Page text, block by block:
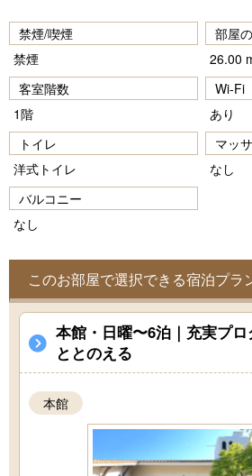
禁煙/喫煙
禁煙
部屋
26.00
客室階数
1階
Wi-Fi
あり
トイレ
洋式トイレ
マッ
なし
バルコニー
なし
このお部屋で選択できる宿泊プラ
本館・日曜〜6泊｜充実プ
ととのえる
本館